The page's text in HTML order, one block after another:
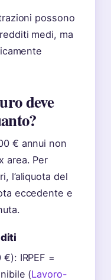
possono
medi, ma
deve
€ annui non
area. Per
l’aliquota del
eccedente e
IRPEF =
(Lavoro-